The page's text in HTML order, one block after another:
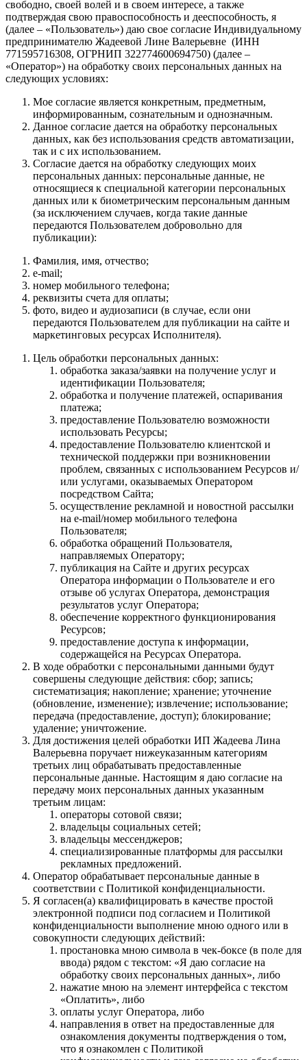
свободно, своей волей и в своем интересе, а также
подтверждая свою правоспособность и дееспособность, я
(далее – «Пользователь») даю свое согласие Индивидуальному
предпринимателю Жадеевой Лине Валерьевне (ИНН
771595716308, ОГРНИП 322774600694750) (далее –
«Оператор») на обработку своих персональных данных на
следующих условиях:
Мое согласие является конкретным, предметным,
информированным, сознательным и однозначным.
Данное согласие дается на обработку персональных
данных, как без использования средств автоматизации,
так и с их использованием.
Согласие дается на обработку следующих моих
персональных данных: персональные данные, не
относящиеся к специальной категории персональных
данных или к биометрическим персональным данным
(за исключением случаев, когда такие данные
передаются Пользователем добровольно для
публикации):
Фамилия, имя, отчество;
e-mail;
номер мобильного телефона;
реквизиты счета для оплаты;
фото, видео и аудиозаписи (в случае, если они
передаются Пользователем для публикации на сайте и
маркетинговых ресурсах Исполнителя).
Цель обработки персональных данных:
обработка заказа/заявки на получение услуг и
идентификации Пользователя;
обработка и получение платежей, оспаривания
платежа;
предоставление Пользователю возможности
использовать Ресурсы;
предоставление Пользователю клиентской и
технической поддержки при возникновении
проблем, связанных с использованием Ресурсов и/
или услугами, оказываемых Оператором
посредством Сайта;
осуществление рекламной и новостной рассылки
на e-mail/номер мобильного телефона
Пользователя;
обработка обращений Пользователя,
направляемых Оператору;
публикация на Сайте и других ресурсах
Оператора информации о Пользователе и его
отзыве об услугах Оператора, демонстрация
результатов услуг Оператора;
обеспечение корректного функционирования
Ресурсов;
предоставление доступа к информации,
содержащейся на Ресурсах Оператора.
В ходе обработки с персональными данными будут
совершены следующие действия: сбор; запись;
систематизация; накопление; хранение; уточнение
(обновление, изменение); извлечение; использование;
передача (предоставление, доступ); блокирование;
удаление; уничтожение.
Для достижения целей обработки ИП Жадеева Лина
Валерьевна поручает нижеуказанным категориям
третьих лиц обрабатывать предоставленные
персональные данные. Настоящим я даю согласие на
передачу моих персональных данных указанным
третьим лицам:
операторы сотовой связи;
владельцы социальных сетей;
владельцы мессенджеров;
специализированные платформы для рассылки
рекламных предложений.
Оператор обрабатывает персональные данные в
соответствии с Политикой конфиденциальности.
Я согласен(а) квалифицировать в качестве простой
электронной подписи под согласием и Политикой
конфиденциальности выполнение мною одного или в
совокупности следующих действий:
простановка мною символа в чек-боксе (в поле для
ввода) рядом с текстом: «Я даю согласие на
обработку своих персональных данных», либо
нажатие мною на элемент интерфейса с текстом
«Оплатить», либо
оплаты услуг Оператора, либо
направления в ответ на предоставленные для
ознакомления документы подтверждения о том,
что я ознакомлен с Политикой